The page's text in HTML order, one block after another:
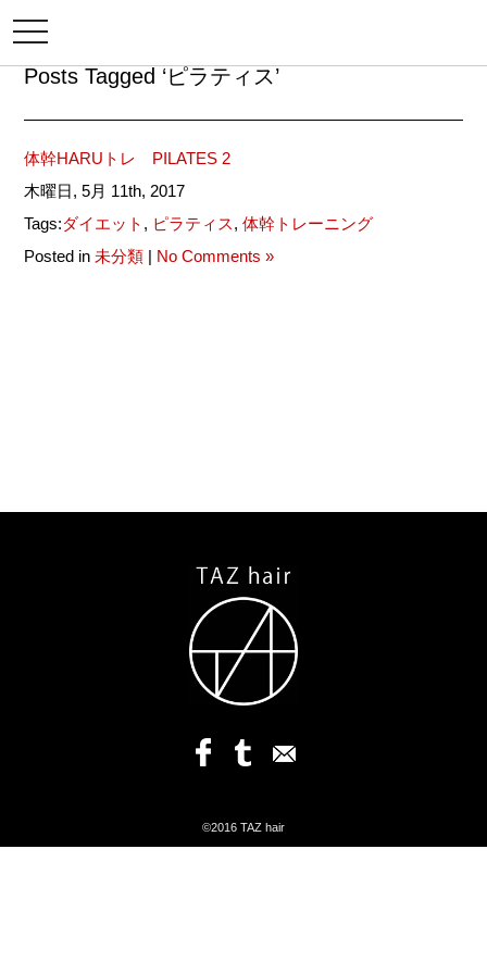
メ
ニ
ュ
ー
Posts Tagged ‘ピラティス’
体幹HARUトレ PILATES 2
木曜日, 5月 11th, 2017
Tags:ダイエット , ピラティス,体幹トレーニング
Posted in未分類 | No Comments »
©2016 TAZ hair